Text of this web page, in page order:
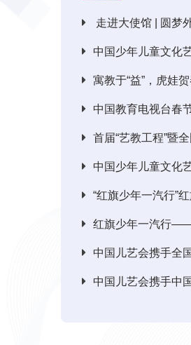
走进大使馆 | 圆梦外交官 | 5天4晚外交实
中国少年儿童文化艺术基金
寓教于“益”，虎娃
中国教育电视台春节期间推出
首届“艺教工程”暨全国少年儿
中国少年儿童文化艺术基
“红旗少年一汽行”红旗飘飘
红旗少年一汽行——“红旗飘飘 少
中国儿艺会携手全国高师
中国儿艺会携手中国一汽“艺教工